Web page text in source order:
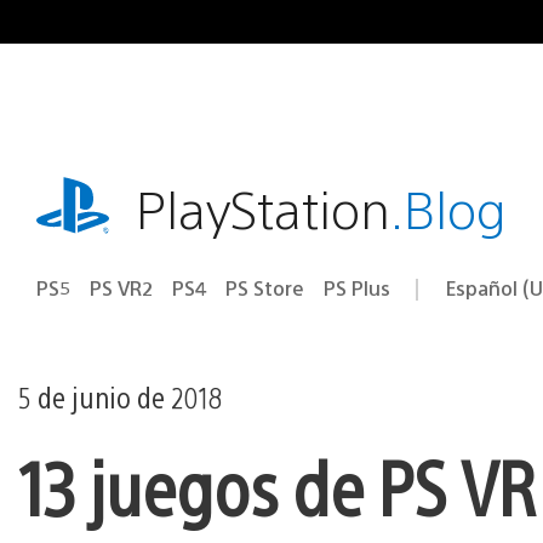
al
playstation.comPlayStation.Blog
PS5 PS VR2 PS4 PS Store PS Plus Región
Español
5 de junio de 2018
13 juegos de PS